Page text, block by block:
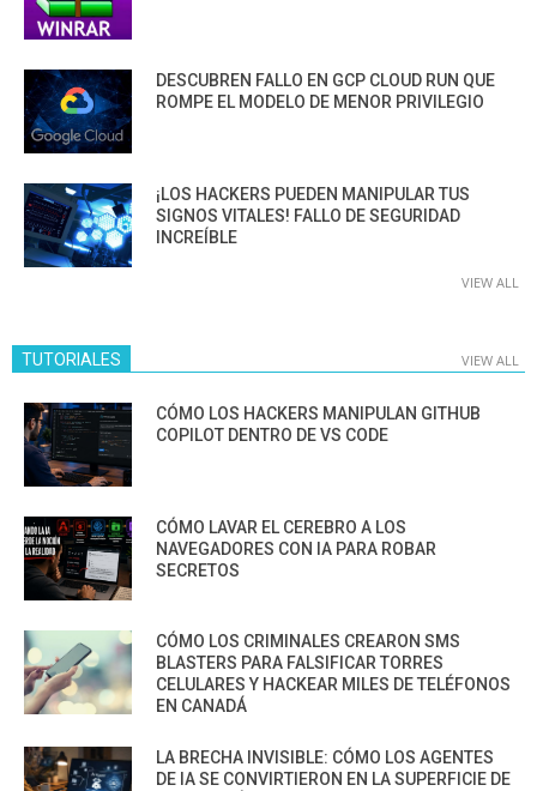
DESCUBREN FALLO EN GCP CLOUD RUN QUE
ROMPE EL MODELO DE MENOR PRIVILEGIO
¡LOS HACKERS PUEDEN MANIPULAR TUS
SIGNOS VITALES! FALLO DE SEGURIDAD
INCREÍBLE
VIEW ALL
TUTORIALES VIEW ALL
CÓMO LOS HACKERS MANIPULAN GITHUB
COPILOT DENTRO DE VS CODE
CÓMO LAVAR EL CEREBRO A LOS
NAVEGADORES CON IA PARA ROBAR
SECRETOS
CÓMO LOS CRIMINALES CREARON SMS
BLASTERS PARA FALSIFICAR TORRES
CELULARES Y HACKEAR MILES DE TELÉFONOS
EN CANADÁ
LA BRECHA INVISIBLE: CÓMO LOS AGENTES
DE IA SE CONVIRTIERON EN LA SUPERFICIE DE